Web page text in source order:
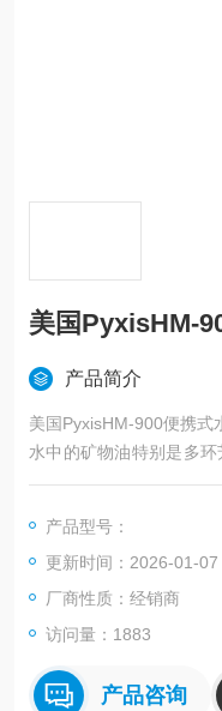
美国PyxisHM-
产品简介
美国PyxisHM-900便携式
水中的矿物油特别是多环
植物的生长，是地表水
作为萃取剂，对人体有
油检测使用。美国环境
己烷，我国环保部也已经
产品型号：
更新时间：2026-01-07
厂商性质：经销商
访问量：1883
产品咨询